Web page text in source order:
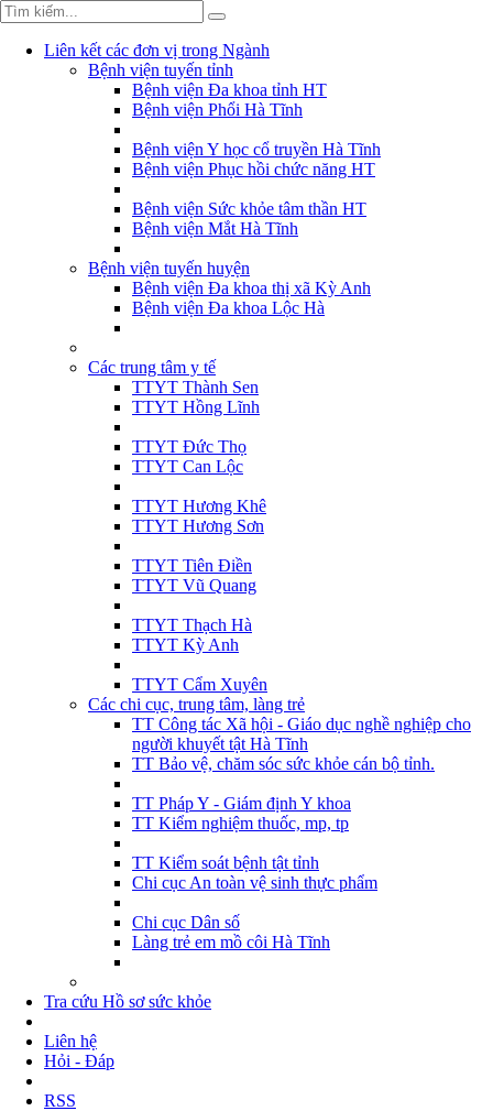
Liên kết các đơn vị trong Ngành
Bệnh viện tuyến tỉnh
Bệnh viện Đa khoa tỉnh HT
Bệnh viện Phổi Hà Tĩnh
Bệnh viện Y học cổ truyền Hà Tĩnh
Bệnh viện Phục hồi chức năng HT
Bệnh viện Sức khỏe tâm thần HT
Bệnh viện Mắt Hà Tĩnh
Bệnh viện tuyến huyện
Bệnh viện Đa khoa thị xã Kỳ Anh
Bệnh viện Đa khoa Lộc Hà
Các trung tâm y tế
TTYT Thành Sen
TTYT Hồng Lĩnh
TTYT Đức Thọ
TTYT Can Lộc
TTYT Hương Khê
TTYT Hương Sơn
TTYT Tiên Điền
TTYT Vũ Quang
TTYT Thạch Hà
TTYT Kỳ Anh
TTYT Cẩm Xuyên
Các chi cục, trung tâm, làng trẻ
TT Công tác Xã hội - Giáo dục nghề nghiệp cho
người khuyết tật Hà Tĩnh
TT Bảo vệ, chăm sóc sức khỏe cán bộ tỉnh.
TT Pháp Y - Giám định Y khoa
TT Kiểm nghiệm thuốc, mp, tp
TT Kiểm soát bệnh tật tỉnh
Chi cục An toàn vệ sinh thực phẩm
Chi cục Dân số
Làng trẻ em mồ côi Hà Tĩnh
Tra cứu Hồ sơ sức khỏe
Liên hệ
Hỏi - Đáp
RSS